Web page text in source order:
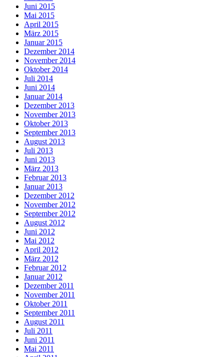
Juni 2015
Mai 2015
April 2015
März 2015
Januar 2015
Dezember 2014
November 2014
Oktober 2014
Juli 2014
Juni 2014
Januar 2014
Dezember 2013
November 2013
Oktober 2013
September 2013
August 2013
Juli 2013
Juni 2013
März 2013
Februar 2013
Januar 2013
Dezember 2012
November 2012
September 2012
August 2012
Juni 2012
Mai 2012
April 2012
März 2012
Februar 2012
Januar 2012
Dezember 2011
November 2011
Oktober 2011
September 2011
August 2011
Juli 2011
Juni 2011
Mai 2011